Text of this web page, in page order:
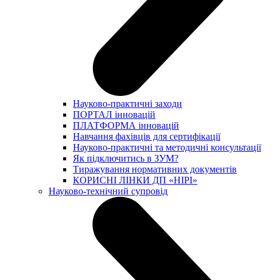
Науково-практичні заходи
ПОРТАЛ інновацій
ПЛАТФОРМА інновацій
Навчання фахівців для сертифікації
Науково-практичні та методичні консультації
Як підключитись в ЗУМ?
Тиражування нормативних документів
КОРИСНІ ЛІНКИ ДП «НІРІ»
Науково-технічний супровід